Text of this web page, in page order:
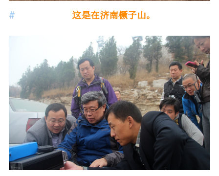
这是在济南橛子山。